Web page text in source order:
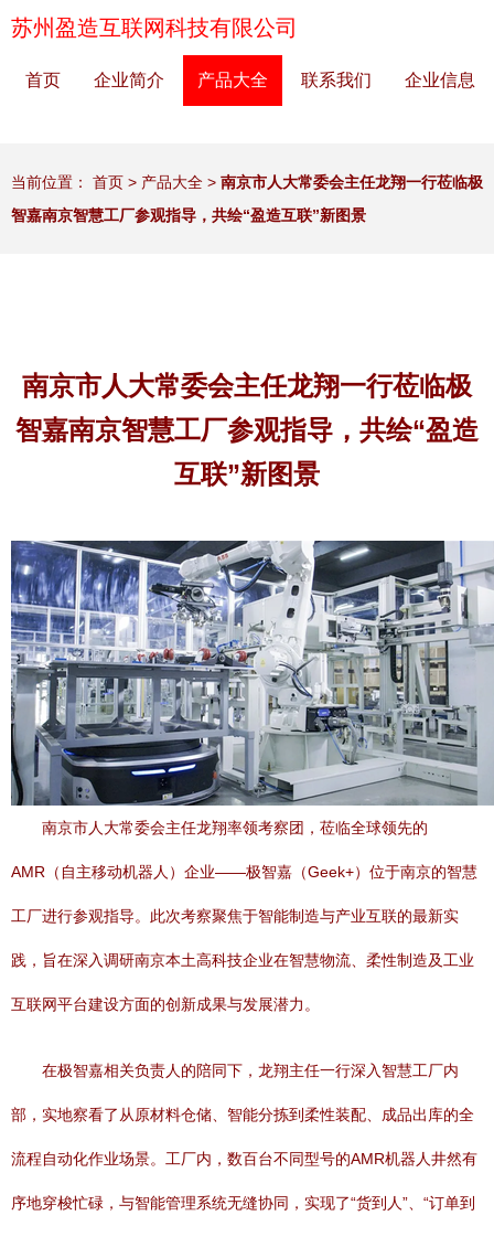
苏州盈造互联网科技有限公司
首页 企业简介 产品大全 联系我们 企业信息
当前位置： 首页 > 产品大全 > 南京市人大常委会主任龙翔一行莅临极
智嘉南京智慧工厂参观指导，共绘“盈造互联”新图景
南京市人大常委会主任龙翔一行莅临极
智嘉南京智慧工厂参观指导，共绘“盈造
互联”新图景
南京市人大常委会主任龙翔率领考察团，莅临全球领先的
AMR（自主移动机器人）企业——极智嘉（Geek+）位于南京的智慧
工厂进行参观指导。此次考察聚焦于智能制造与产业互联的最新实
践，旨在深入调研南京本土高科技企业在智慧物流、柔性制造及工业
互联网平台建设方面的创新成果与发展潜力。
在极智嘉相关负责人的陪同下，龙翔主任一行深入智慧工厂内
部，实地察看了从原材料仓储、智能分拣到柔性装配、成品出库的全
流程自动化作业场景。工厂内，数百台不同型号的AMR机器人井然有
序地穿梭忙碌，与智能管理系统无缝协同，实现了“货到人”、“订单到